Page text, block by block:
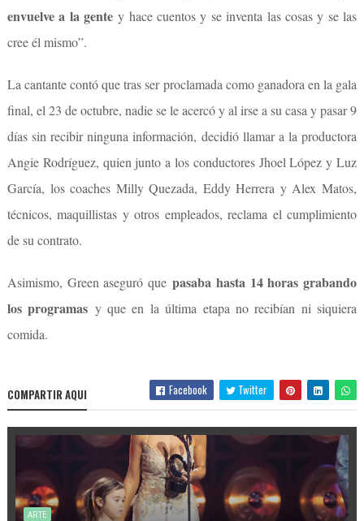
envuelve a la gente y hace cuentos y se inventa las cosas y se las
cree él mismo”.
La cantante contó que tras ser proclamada como ganadora en la gala
final, el 23 de octubre, nadie se le acercó y al irse a su casa y pasar 9
días sin recibir ninguna información, decidió llamar a la productora
Angie Rodríguez, quien junto a los conductores Jhoel López y Luz
García, los coaches Milly Quezada, Eddy Herrera y Alex Matos,
técnicos, maquillistas y otros empleados, reclama el cumplimiento
de su contrato.
Asimismo, Green aseguró que pasaba hasta 14 horas grabando
los programas y que en la última etapa no recibían ni siquiera
comida.
COMPARTIR AQUI Facebook Twitter
ARTE